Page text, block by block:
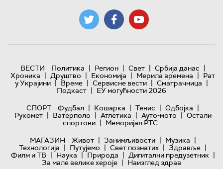
ВЕСТИ Политика | Регион | Свет | Србија данас |
Хроника | Друштво | Економија | Мерила времена | Рат
у Украјини | Време | Сервисне вести | Сматрачница |
Подкаст | ЕУ могућности 2026
СПОРТ
Фудбал | Кошарка | Тенис | Одбојка |
Рукомет | Ватерполо | Атлетика | Ауто-мото | Остали
спортови | Меморијал РТС
МАГАЗИН
Живот | Занимљивости | Музика |
Технологијa | Путујемо | Свет познатих | Здравље |
Филм и ТВ | Наука | Природа | Дигитални предузетник |
За мале велике хероје | Наизглед здрав